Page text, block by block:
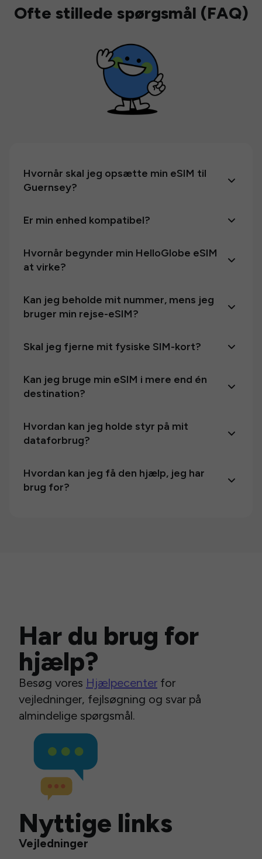
Ofte stillede spørgsmål (FAQ)
Hvornår skal jeg opsætte min eSIM til
Guernsey?
Er min enhed kompatibel?
Hvornår begynder min HelloGlobe eSIM
at virke?
Kan jeg beholde mit nummer, mens jeg
bruger min rejse-eSIM?
Skal jeg fjerne mit fysiske SIM-kort?
Kan jeg bruge min eSIM i mere end én
destination?
Hvordan kan jeg holde styr på mit
dataforbrug?
Hvordan kan jeg få den hjælp, jeg har
brug for?
Har du brug for
hjælp?
Besøg vores Hjælpecenter for
vejledninger, fejlsøgning og svar på
almindelige spørgsmål.
Nyttige links
Vejledninger